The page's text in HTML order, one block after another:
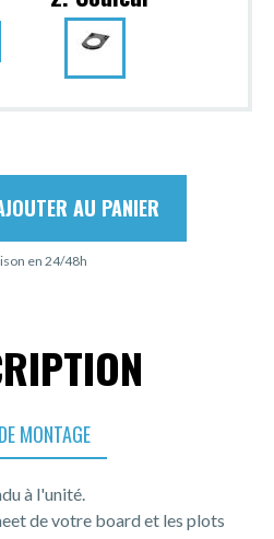
AU PANIER
en 24/48h
MONTAGE
à l'unité.
de votre board et les plots